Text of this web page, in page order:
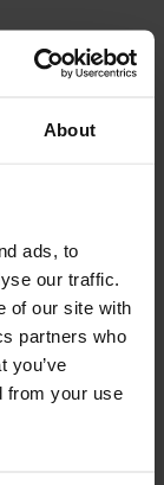
About
ads, to
our traffic.
of our site with
partners who
you’ve
from your use
aan de